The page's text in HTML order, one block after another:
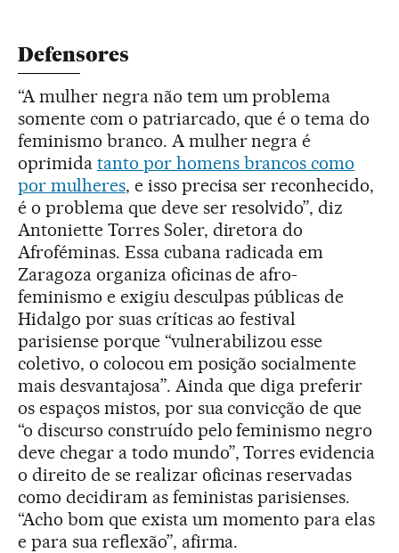
Defensores
“A mulher negra não tem um problema
somente com o patriarcado, que é o tema do
feminismo branco. A mulher negra é
oprimida tanto por homens brancos como
por mulheres, e isso precisa ser reconhecido,
é o problema que deve ser resolvido”, diz
Antoniette Torres Soler, diretora do
Afroféminas. Essa cubana radicada em
Zaragoza organiza oficinas de afro-
feminismo e exigiu desculpas públicas de
Hidalgo por suas críticas ao festival
parisiense porque “vulnerabilizou esse
coletivo, o colocou em posição socialmente
mais desvantajosa”. Ainda que diga preferir
os espaços mistos, por sua convicção de que
“o discurso construído pelo feminismo negro
deve chegar a todo mundo”, Torres evidencia
o direito de se realizar oficinas reservadas
como decidiram as feministas parisienses.
“Acho bom que exista um momento para elas
e para sua reflexão”, afirma.